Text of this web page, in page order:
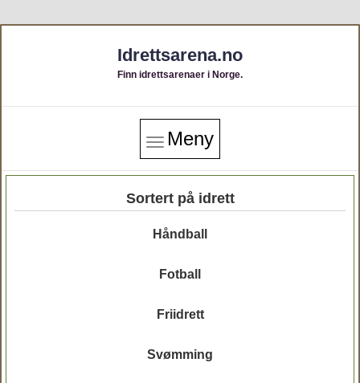
Idrettsarena.no
Finn idrettsarenaer i Norge.
Meny
Sortert på idrett
Håndball
Fotball
Friidrett
Svømming